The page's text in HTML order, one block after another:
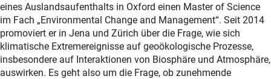
eines Auslandsaufenthalts in Oxford einen Master of Science
im Fach „Environmental Change and Management“. Seit 2014
promoviert er in Jena und Zürich über die Frage, wie sich
klimatische Extremereignisse auf geoökologische Prozesse,
insbesondere auf Interaktionen von Biosphäre und Atmosphäre,
auswirken. Es geht also um die Frage, ob zunehmende